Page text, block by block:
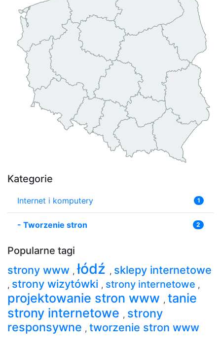
Kategorie
Internet i komputery 1
- Tworzenie stron 2
Popularne tagi
strony www ,łódź , sklepy internetowe
, strony wizytówki , strony internetowe ,
projektowanie stron www , tanie
strony internetowe , strony
responsywne , tworzenie stron www